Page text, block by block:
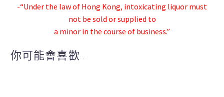
-“Under the law of Hong Kong, intoxicating liquor must
not be sold or supplied to
a minor in the course of business.”
你可能會喜歡...